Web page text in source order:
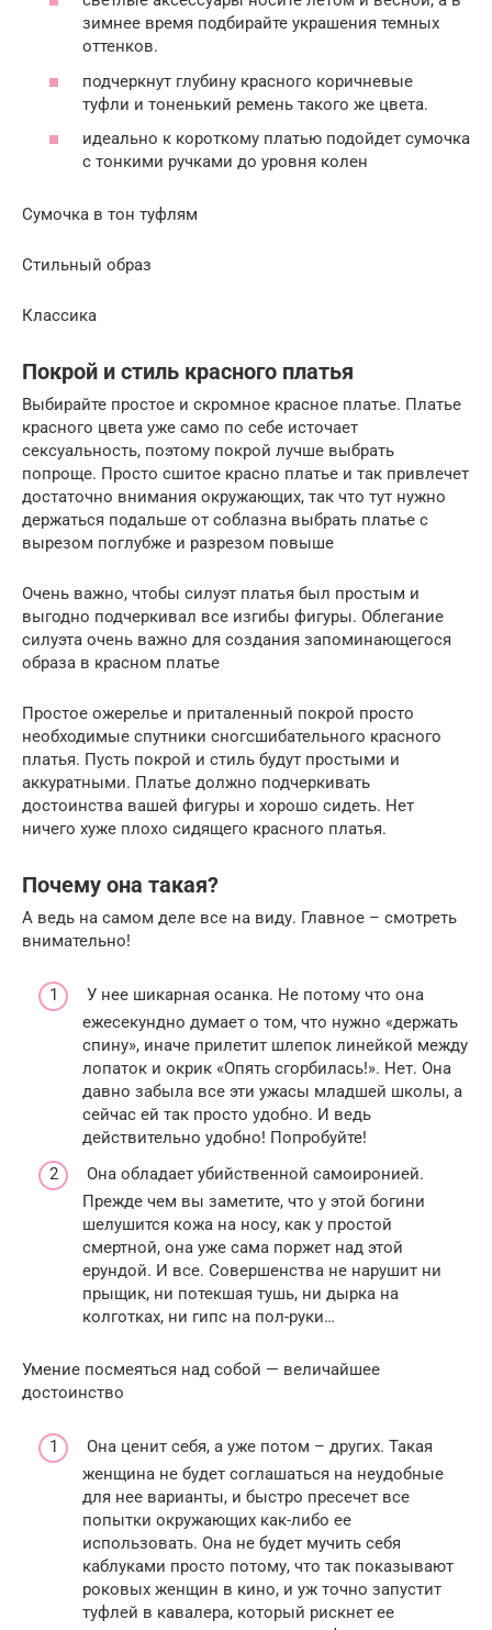
зимнее время подбирайте украшения темных
оттенков.
подчеркнут глубину красного коричневые
туфли и тоненький ремень такого же цвета.
идеально к короткому платью подойдет сумочка
с тонкими ручками до уровня колен
Сумочка в тон туфлям
Стильный образ
Классика
Покрой и стиль красного платья
Выбирайте простое и скромное красное платье. Платье
красного цвета уже само по себе источает
сексуальность, поэтому покрой лучше выбрать
попроще. Просто сшитое красно платье и так привлечет
достаточно внимания окружающих, так что тут нужно
держаться подальше от соблазна выбрать платье с
вырезом поглубже и разрезом повыше
Очень важно, чтобы силуэт платья был простым и
выгодно подчеркивал все изгибы фигуры. Облегание
силуэта очень важно для создания запоминающегося
образа в красном платье
Простое ожерелье и приталенный покрой просто
необходимые спутники сногсшибательного красного
платья. Пусть покрой и стиль будут простыми и
аккуратными. Платье должно подчеркивать
достоинства вашей фигуры и хорошо сидеть. Нет
ничего хуже плохо сидящего красного платья.
Почему она такая?
А ведь на самом деле все на виду. Главное – смотреть
внимательно!
У нее шикарная осанка. Не потому что она
ежесекундно думает о том, что нужно «держать
спину», иначе прилетит шлепок линейкой между
лопаток и окрик «Опять сгорбилась!». Нет. Она
давно забыла все эти ужасы младшей школы, а
сейчас ей так просто удобно. И ведь
действительно удобно! Попробуйте!
Она обладает убийственной самоиронией.
Прежде чем вы заметите, что у этой богини
шелушится кожа на носу, как у простой
смертной, она уже сама поржет над этой
ерундой. И все. Совершенства не нарушит ни
прыщик, ни потекшая тушь, ни дырка на
колготках, ни гипс на пол-руки…
Умение посмеяться над собой — величайшее
достоинство
Она ценит себя, а уже потом – других. Такая
женщина не будет соглашаться на неудобные
для нее варианты, и быстро пресечет все
попытки окружающих как-либо ее
использовать. Она не будет мучить себя
каблуками просто потому, что так показывают
роковых женщин в кино, и уж точно запустит
туфлей в кавалера, который рискнет ее